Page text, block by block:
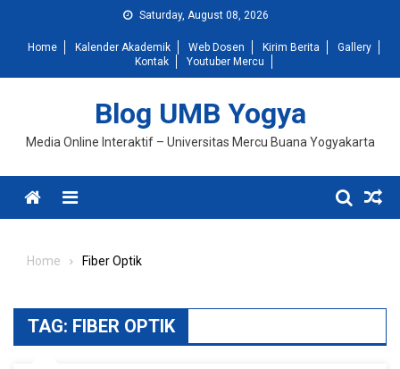
content
Saturday, August 08, 2026
Home Kalender Akademik Web Dosen Kirim Berita
Gallery
Kontak
Youtuber Mercu
Blog UMB Yogya
Media Online Interaktif – Universitas Mercu Buana Yogyakarta
Menu
Home Fiber Optik
TAG: FIBER OPTIK